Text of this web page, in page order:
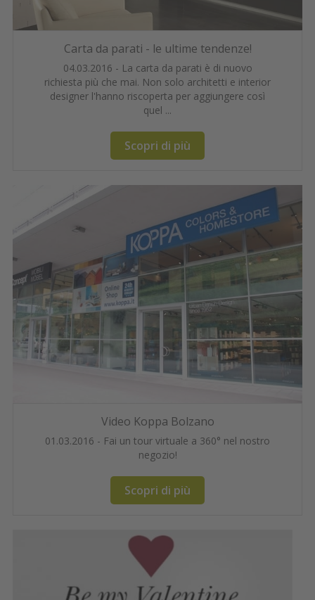
Carta da parati - le ultime tendenze!
04.03.2016 - La carta da parati è di nuovo
richiesta più che mai. Non solo architetti e interior
designer l'hanno riscoperta per aggiungere così
quel ...
Scopri di più
Video Koppa Bolzano
01.03.2016 - Fai un tour virtuale a 360° nel nostro
negozio!
Scopri di più